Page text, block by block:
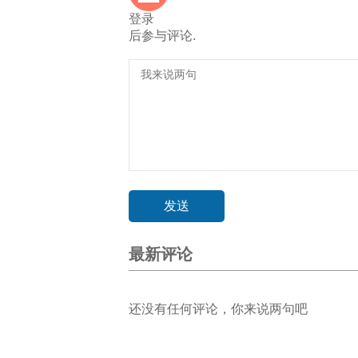
登录
后参与评论.
最新评论
还没有任何评论，你来说两句吧